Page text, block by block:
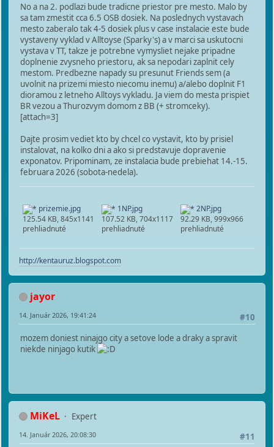
No a na 2. podlazi bude tradicne priestor pre mesto. Malo by
sa tam zmestit cca 6.5 OSB dosiek. Na poslednych vystavach
mesto zaberalo tak 4-5 dosiek plus v case instalacie este bude
vystaveny vyklad v Alltoyse (Sparky's) a v marci sa uskutocni
vystava v TT, takze je potrebne vymysliet nejake pripadne
doplnenie zvysneho priestoru, ak sa nepodari zaplnit cely
mestom. Predbezne napady su presunut Friends sem (a
uvolnit na prizemi miesto niecomu inemu) a/alebo doplnit F1
dioramou z letneho Alltoys vykladu. Ja viem do mesta prispiet
BR vezou a Thurozvym domom z BB (+ stromceky).
[attach=3]
Dajte prosim vediet kto by chcel co vystavit, kto by prisiel
instalovat, na kolko dni a ako si predstavuje dopravenie
exponatov. Pripominam, ze instalacia bude prebiehat 14.-15.
februara 2026 (sobota-nedela).
prizemie.jpg
125.54 KB, 845x1141
prehliadnuté
1NP.jpg
107.52 KB, 704x1117
prehliadnuté
2NP.jpg
92.29 KB, 999x966
prehliadnuté
http://kentauruz.blogspot.com
jayor
#10
14. Január 2026, 19:41:24
mozem doniest ninajgo city a setove lode a draky a spravit
niekde ninjago kutik
MiKeL
Expert
#11
14. Január 2026, 20:08:30